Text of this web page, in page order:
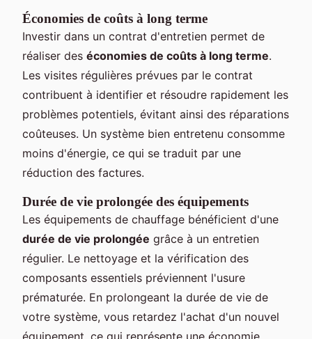
Économies de coûts à long terme
Investir dans un contrat d'entretien permet de
réaliser des économies de coûts à long terme.
Les visites régulières prévues par le contrat
contribuent à identifier et résoudre rapidement les
problèmes potentiels, évitant ainsi des réparations
coûteuses. Un système bien entretenu consomme
moins d'énergie, ce qui se traduit par une
réduction des factures.
Durée de vie prolongée des équipements
Les équipements de chauffage bénéficient d'une
durée de vie prolongée grâce à un entretien
régulier. Le nettoyage et la vérification des
composants essentiels préviennent l'usure
prématurée. En prolongeant la durée de vie de
votre système, vous retardez l'achat d'un nouvel
équipement, ce qui représente une économie